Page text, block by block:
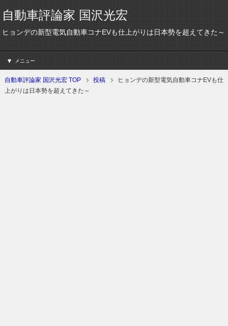
自動車評論家 国沢光宏
ヒョンデの新型電気自動車コナEVも仕上がりは日本勢を超えてきた～
メニュー
自動車評論家 国沢光宏 TOP 投稿
ヒョンデの新型電気自動車コナEVも仕
上がりは日本勢を超えてきた～